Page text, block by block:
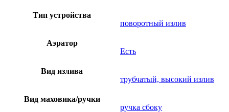
Тип устройства
поворотный излив
Аэратор
Есть
Вид излива
трубчатый, высокий излив
Вид маховика/ручки
ручка сбоку